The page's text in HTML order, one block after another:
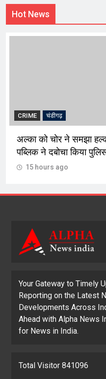
Hot News
CRIME चंडीगढ़
अल्का को चोर ने समझा
पब्लिक ने दबोचा किया
15 hours ago
Your Gateway to Timely
Reporting on the Latest
Developments Across
Ahead with Alpha News
for News in India.
Total Visitor 841096